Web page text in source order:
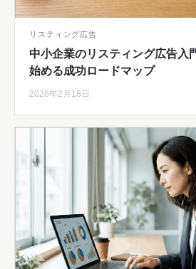
リスティング広告
中小企業のリスティング広告入
始める成功ロードマップ
2026年2月18日